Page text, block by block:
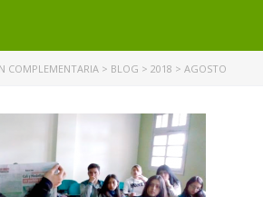
COMPLEMENTARIA > BLOG > 2018 > AGOSTO